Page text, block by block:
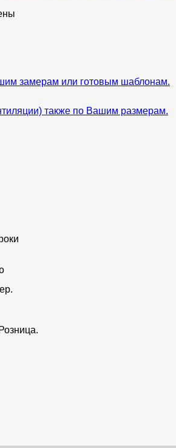
замерам или готовым шаблонам.
также по Вашим размерам.